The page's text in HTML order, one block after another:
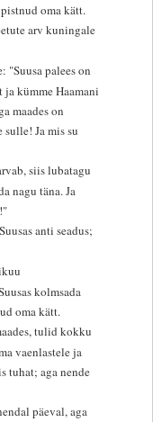
oma kätt.
arv kuningale
"Suusa palees on
kümme Haamani
maades on
Ja mis su
siis lubatagu
nagu täna. Ja
anti seadus;
kolmsada
oma kätt.
tulid kokku
vaenlastele ja
tuhat; aga nende
päeval, aga